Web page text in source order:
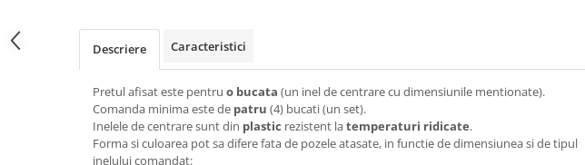
Descriere Caracteristici
Pretul afisat este pentru o bucata (un inel de centrare cu dimensiunile mentionate).
Comanda minima este de patru (4) bucati (un set).
Inelele de centrare sunt din plastic rezistent latemperaturi ridicate.
Forma si culoarea pot sa difere fata de pozele atasate, in functie de dimensiunea si de tipul
inelului comandat: